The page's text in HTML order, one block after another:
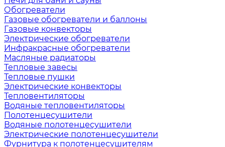
Обогреватели
Газовые обогреватели и баллоны
Газовые конвекторы
Электрические обогреватели
Инфракрасные обогреватели
Масляные радиаторы
Тепловые завесы
Тепловые пушки
Электрические конвекторы
Тепловентиляторы
Водяные тепловентиляторы
Полотенцесушители
Водяные полотенцесушители
Электрические полотенцесушители
Фурнитура к полотенцесушителям